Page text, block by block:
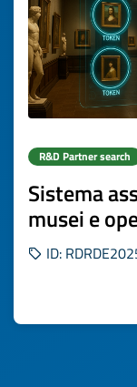
R&D Partner search
Sistema
musei e
ID: